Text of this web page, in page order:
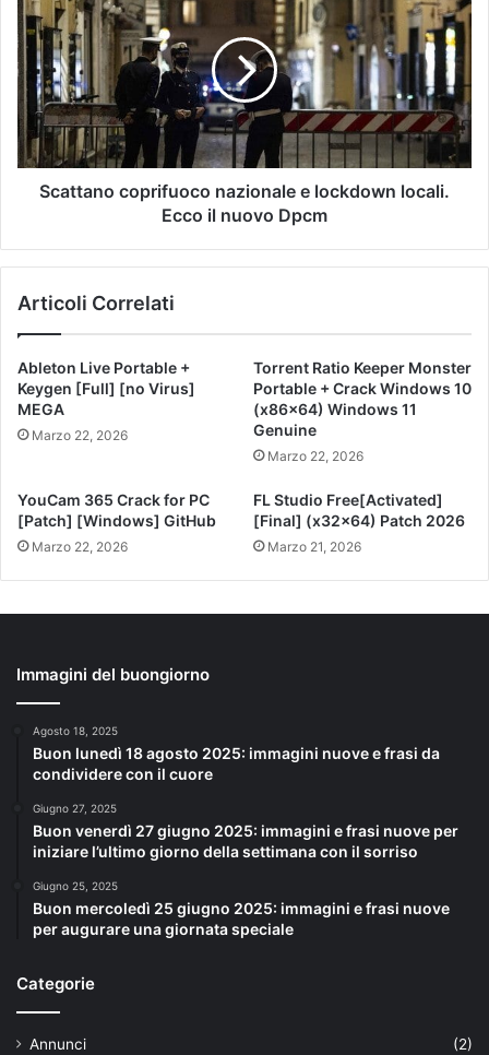
Scattano coprifuoco nazionale e lockdown locali.
Ecco il nuovo Dpcm
Articoli Correlati
Ableton Live Portable +
Keygen [Full] [no Virus]
MEGA
Marzo 22, 2026
Torrent Ratio Keeper Monster
Portable + Crack Windows 10
(x86x64) Windows 11
Genuine
Marzo 22, 2026
YouCam 365 Crack for PC
[Patch] [Windows] GitHub
Marzo 22, 2026
FL Studio Free[Activated]
[Final] (x32x64) Patch 2026
Marzo 21, 2026
Immagini del buongiorno
Agosto 18, 2025
Buon lunedì 18 agosto 2025: immagini nuove e frasi da
condividere con il cuore
Giugno 27, 2025
Buon venerdì 27 giugno 2025: immagini e frasi nuove per
iniziare l’ultimo giorno della settimana con il sorriso
Giugno 25, 2025
Buon mercoledì 25 giugno 2025: immagini e frasi nuove
per augurare una giornata speciale
Categorie
Annunci
(2)